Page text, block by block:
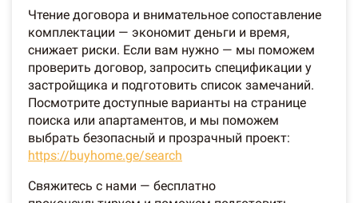
Чтение договора и внимательное сопоставление
комплектации — экономит деньги и время,
снижает риски. Если вам нужно — мы поможем
проверить договор, запросить спецификации у
застройщика и подготовить список замечаний.
Посмотрите доступные варианты на странице
поиска или апартаментов, и мы поможем
выбрать безопасный и прозрачный проект:
https://buyhome.ge/search
Свяжитесь с нами — бесплатно